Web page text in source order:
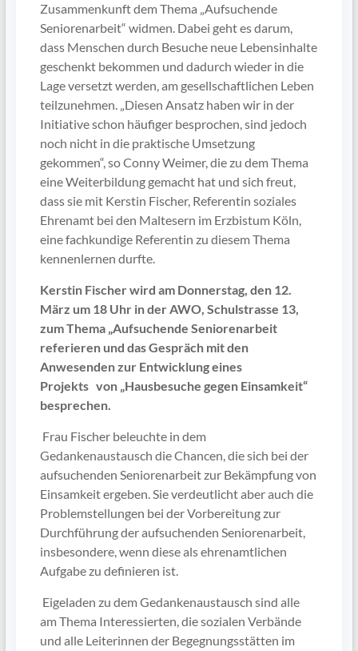
Zusammenkunft dem Thema „Aufsuchende
Seniorenarbeit“ widmen. Dabei geht es darum,
dass Menschen durch Besuche neue Lebensinhalte
geschenkt bekommen und dadurch wieder in die
Lage versetzt werden, am gesellschaftlichen Leben
teilzunehmen. „Diesen Ansatz haben wir in der
Initiative schon häufiger besprochen, sind jedoch
noch nicht in die praktische Umsetzung
gekommen“, so Conny Weimer, die zu dem Thema
eine Weiterbildung gemacht hat und sich freut,
dass sie mit Kerstin Fischer, Referentin soziales
Ehrenamt bei den Maltesern im Erzbistum Köln,
eine fachkundige Referentin zu diesem Thema
kennenlernen durfte.
Kerstin Fischer wird am Donnerstag, den 12.
März um 18 Uhr in der AWO, Schulstrasse 13,
zum Thema „Aufsuchende Seniorenarbeit
referieren und das Gespräch mit den
Anwesenden zur Entwicklung eines
Projekts von „Hausbesuche gegen Einsamkeit“
besprechen.
Frau Fischer beleuchte in dem
Gedankenaustausch die Chancen, die sich bei der
aufsuchenden Seniorenarbeit zur Bekämpfung von
Einsamkeit ergeben. Sie verdeutlicht aber auch die
Problemstellungen bei der Vorbereitung zur
Durchführung der aufsuchenden Seniorenarbeit,
insbesondere, wenn diese als ehrenamtlichen
Aufgabe zu definieren ist.
Eigeladen zu dem Gedankenaustausch sind alle
am Thema Interessierten, die sozialen Verbände
und alle Leiterinnen der Begegnungsstätten im